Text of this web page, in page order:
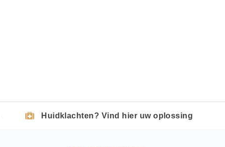
Huidklachten? Vind hier uw oplossing